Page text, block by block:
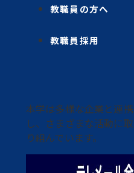
教職員の方へ
教職員採用
本学は多様な企業と連携
し、さまざまな活動に取
り組んでいます。